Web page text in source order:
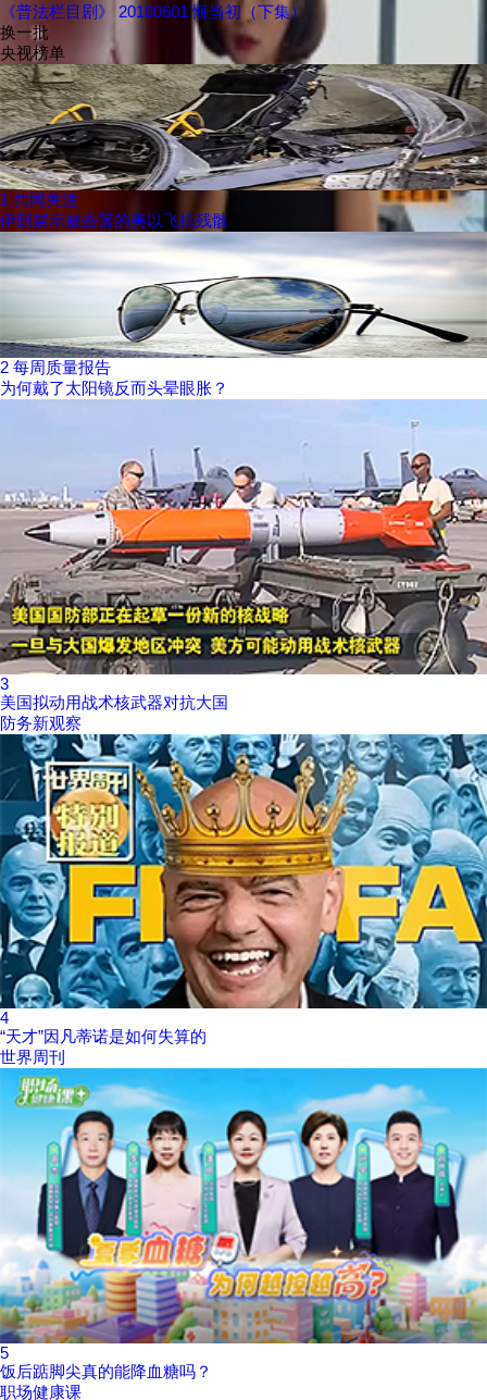
《普法栏目剧》 20180601 悔当初（下集）
换一批
央视榜单
1 共同关注
伊朗展示被击落的美以飞机残骸
2 每周质量报告
为何戴了太阳镜反而头晕眼胀？
3
美国拟动用战术核武器对抗大国
防务新观察
4
“天才”因凡蒂诺是如何失算的
世界周刊
5
饭后踮脚尖真的能降血糖吗？
职场健康课